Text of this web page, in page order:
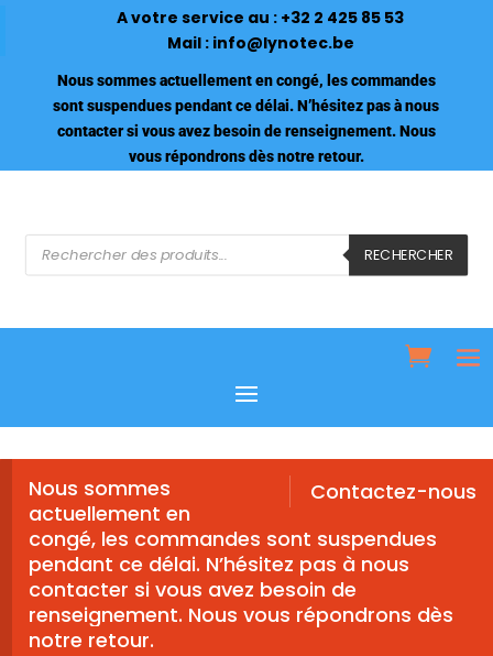
A votre service au : +32 2 425 85 53
Mail : info@lynotec.be
Nous sommes actuellement en congé, les commandes
sont suspendues pendant ce délai. N’hésitez pas à nous
contacter si vous avez besoin de renseignement. Nous
vous répondrons dès notre retour.
Recherche
de
produits
RECHERCHER
Contactez-nous
Nous sommes
actuellement en
congé, les commandes sont suspendues
pendant ce délai. N’hésitez pas à nous
contacter si vous avez besoin de
renseignement. Nous vous répondrons dès
notre retour.